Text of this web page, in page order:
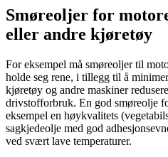
Smøreoljer for
eller andre kjøretøy
For eksempel må smøreoljer til
holde seg rene, i tillegg til å
kjøretøy og andre maskiner
drivstofforbruk. En god smøreolje
eksempel en høykvalitets
sagkjedeolje med god
ved svært lave temperaturer.